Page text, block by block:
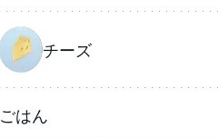
チーズ
ごはん